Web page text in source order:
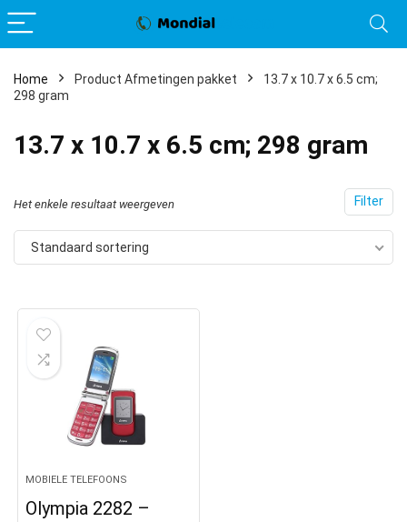
Home Product Afmetingen pakket
13.7 x 10.7 x 6.5 cm;
298 gram
13.7 x 10.7 x 6.5 cm; 298 gram
Filter
Het enkele resultaat weergeven
Standaard sortering
MOBIELE TELEFOONS
Olympia 2282 –